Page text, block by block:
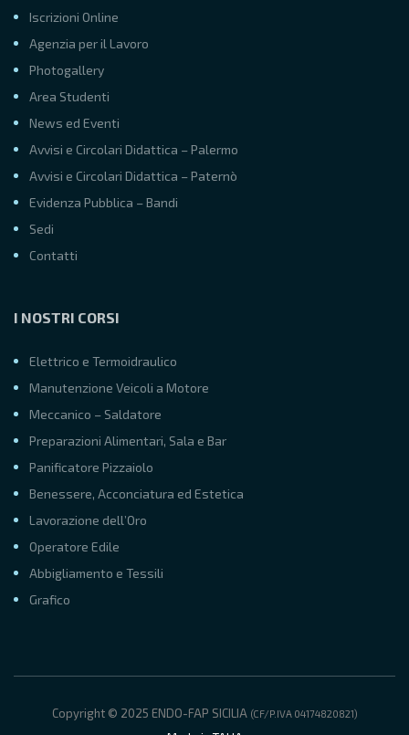
Iscrizioni Online
Agenzia per il Lavoro
Photogallery
Area Studenti
News ed Eventi
Avvisi e Circolari Didattica – Palermo
Avvisi e Circolari Didattica – Paternò
Evidenza Pubblica – Bandi
Sedi
Contatti
I NOSTRI CORSI
Elettrico e Termoidraulico
Manutenzione Veicoli a Motore
Meccanico – Saldatore
Preparazioni Alimentari, Sala e Bar
Panificatore Pizzaiolo
Benessere, Acconciatura ed Estetica
Lavorazione dell’Oro
Operatore Edile
Abbigliamento e Tessili
Grafico
Copyright © 2025 ENDO-FAP SICILIA (CF/P.IVA 04174820821)